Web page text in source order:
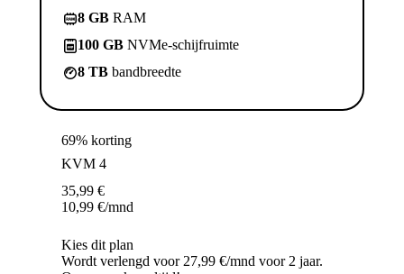
8 GB RAM
100 GB NVMe-schijfruimte
8 TB bandbreedte
69% korting
KVM 4
35,99 €
10,99 €/mnd
Kies dit plan
Wordt verlengd voor 27,99 €/mnd voor 2 jaar.